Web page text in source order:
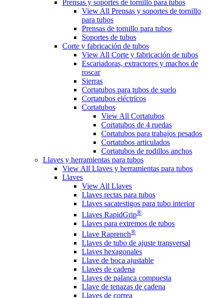
Prensas y soportes de tornillo para tubos
View All Prensas y soportes de tornillo
para tubos
Prensas de tornillo para tubos
Soportes de tubos
Corte y fabricación de tubos
View All Corte y fabricación de tubos
Escariadoras, extractores y machos de
roscar
Sierras
Cortatubos para tubos de suelo
Cortatubos eléctricos
Cortatubos
View All Cortatubos
Cortatubos de 4 ruedas
Cortatubos para trabajos pesados
Cortatubos articulados
Cortatubos de rodillos anchos
Llaves y herramientas para tubos
View All Llaves y herramientas para tubos
Llaves
View All Llaves
Llaves rectas para tubos
Llaves sacatestigos para tubo interior
Llaves RapidGrip®
Llaves para extremos de tubos
Llave Raprench®
Llaves de tubo de ajuste transversal
Llaves hexagonales
Llave de boca ajustable
Llaves de cadena
Llaves de palanca compuesta
Llave de tenazas de cadena
Llaves de correa